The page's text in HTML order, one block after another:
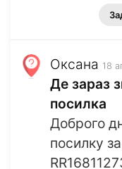
Оксана 18
Де зараз
посилка
Доброго
посилку